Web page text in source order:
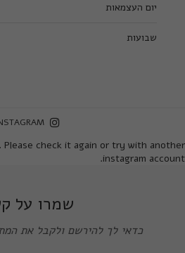
יום העצמאות
שבועות
Please check it again or try with another
instagram account.
שמרו על
כדאי לך להירשם ולקבל את